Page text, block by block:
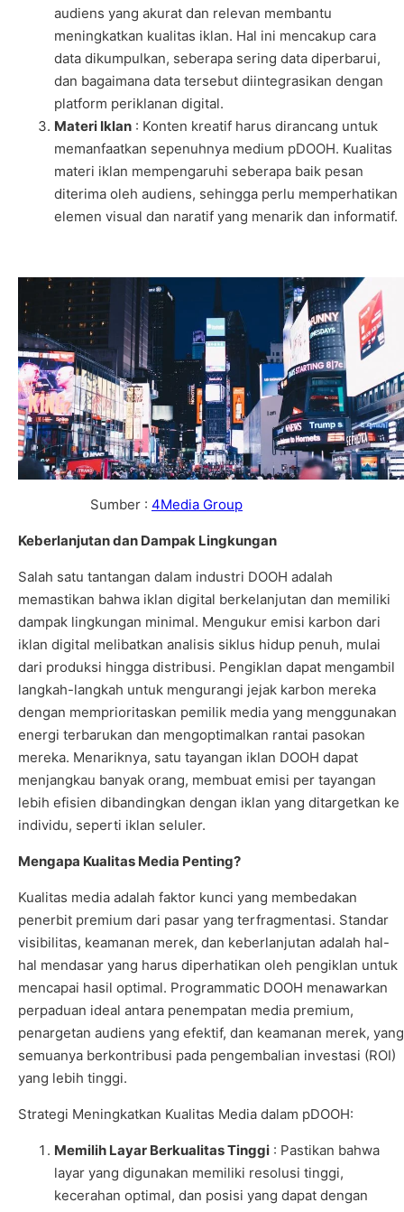
audiens yang akurat dan relevan membantu
meningkatkan kualitas iklan. Hal ini mencakup cara
data dikumpulkan, seberapa sering data diperbarui,
dan bagaimana data tersebut diintegrasikan dengan
platform periklanan digital.
Materi Iklan : Konten kreatif harus dirancang untuk
memanfaatkan sepenuhnya medium pDOOH. Kualitas
materi iklan mempengaruhi seberapa baik pesan
diterima oleh audiens, sehingga perlu memperhatikan
elemen visual dan naratif yang menarik dan informatif.
Sumber : 4Media Group
Keberlanjutan dan Dampak Lingkungan
Salah satu tantangan dalam industri DOOH adalah
memastikan bahwa iklan digital berkelanjutan dan memiliki
dampak lingkungan minimal. Mengukur emisi karbon dari
iklan digital melibatkan analisis siklus hidup penuh, mulai
dari produksi hingga distribusi. Pengiklan dapat mengambil
langkah-langkah untuk mengurangi jejak karbon mereka
dengan memprioritaskan pemilik media yang menggunakan
energi terbarukan dan mengoptimalkan rantai pasokan
mereka. Menariknya, satu tayangan iklan DOOH dapat
menjangkau banyak orang, membuat emisi per tayangan
lebih efisien dibandingkan dengan iklan yang ditargetkan ke
individu, seperti iklan seluler.
Mengapa Kualitas Media Penting?
Kualitas media adalah faktor kunci yang membedakan
penerbit premium dari pasar yang terfragmentasi. Standar
visibilitas, keamanan merek, dan keberlanjutan adalah hal-
hal mendasar yang harus diperhatikan oleh pengiklan untuk
mencapai hasil optimal. Programmatic DOOH menawarkan
perpaduan ideal antara penempatan media premium,
penargetan audiens yang efektif, dan keamanan merek, yang
semuanya berkontribusi pada pengembalian investasi (ROI)
yang lebih tinggi.
Strategi Meningkatkan Kualitas Media dalam pDOOH:
Memilih Layar Berkualitas Tinggi : Pastikan bahwa
layar yang digunakan memiliki resolusi tinggi,
kecerahan optimal, dan posisi yang dapat dengan